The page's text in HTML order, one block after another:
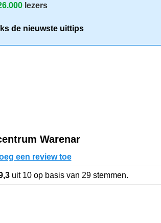
lezers
de nieuwste uittips
Warenar
een review toe
uit 10 op basis van 29 stemmen.